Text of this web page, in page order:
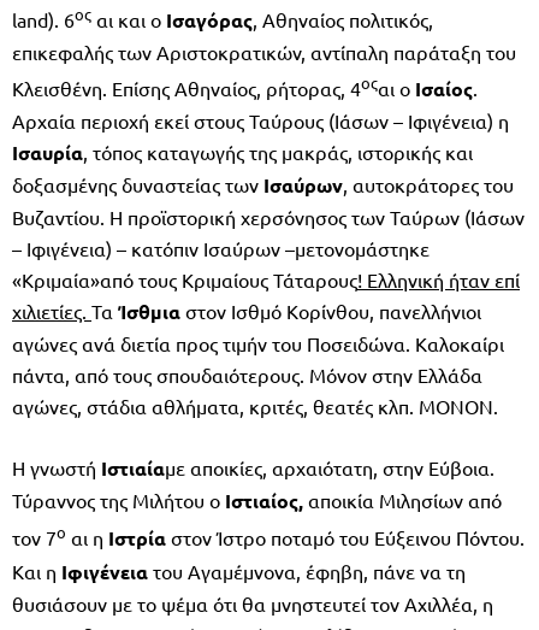
land). 6ος αι και ο Ισαγόρας, Αθηναίος πολιτικός,
επικεφαλής των Αριστοκρατικών, αντίπαλη παράταξη του
Κλεισθένη. Επίσης Αθηναίος, ρήτορας, 4οςαι ο Ισαίος.
Αρχαία περιοχή εκεί στους Ταύρους (Ιάσων – Ιφιγένεια) η
Ισαυρία, τόπος καταγωγής της μακράς, ιστορικής και
δοξασμένης δυναστείας των Ισαύρων, αυτοκράτορες του
Βυζαντίου. Η προϊστορική χερσόνησος των Ταύρων (Ιάσων
– Ιφιγένεια) – κατόπιν Ισαύρων –μετονομάστηκε
«Κριμαία»από τους Κριμαίους Τάταρους! Ελληνική ήταν επί
χιλιετίες. Τα Ίσθμια στον Ισθμό Κορίνθου, πανελλήνιοι
αγώνες ανά διετία προς τιμήν του Ποσειδώνα. Καλοκαίρι
πάντα, από τους σπουδαιότερους. Μόνον στην Ελλάδα
αγώνες, στάδια αθλήματα, κριτές, θεατές κλπ. ΜΟΝΟΝ.
Η γνωστή Ιστιαίαμε αποικίες, αρχαιότατη, στην Εύβοια.
Τύραννος της Μιλήτου ο Ιστιαίος, αποικία Μιλησίων από
τον 7ο αι η Ιστρία στον Ίστρο ποταμό του Εύξεινου Πόντου.
Και η Ιφιγένεια του Αγαμέμνονα, έφηβη, πάνε να τη
θυσιάσουν με το ψέμα ότι θα μνηστευτεί τον Αχιλλέα, η